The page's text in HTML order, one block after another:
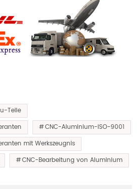
Teile
CNC-Aluminium-ISO-9001
mit Werkszeugnis
CNC-Bearbeitung von Aluminium